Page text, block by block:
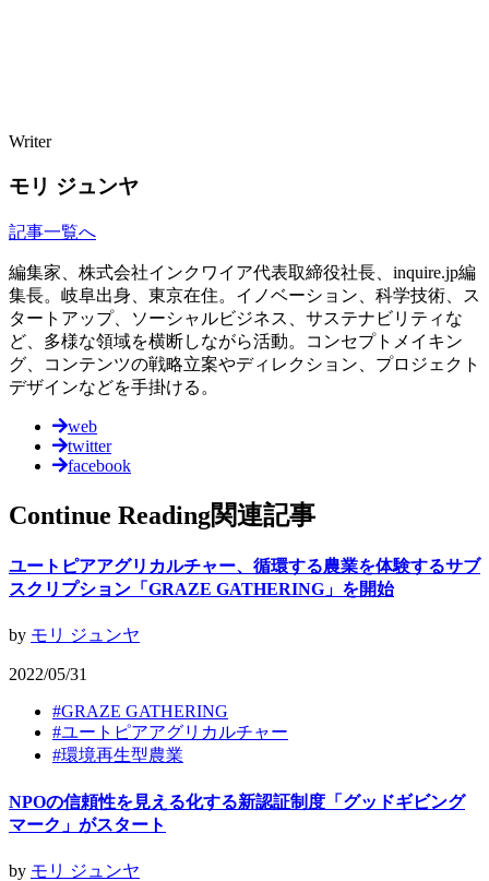
Writer
モリ ジュンヤ
記事一覧へ
編集家、株式会社インクワイア代表取締役社長、inquire.jp編
集長。岐阜出身、東京在住。イノベーション、科学技術、ス
タートアップ、ソーシャルビジネス、サステナビリティな
ど、多様な領域を横断しながら活動。コンセプトメイキン
グ、コンテンツの戦略立案やディレクション、プロジェクト
デザインなどを手掛ける。
web
twitter
facebook
Continue Reading関連記事
ユートピアアグリカルチャー、循環する農業を体験するサブ
スクリプション「GRAZE GATHERING」を開始
by モリ ジュンヤ
2022/05/31
#GRAZE GATHERING
#ユートピアアグリカルチャー
#環境再生型農業
NPOの信頼性を見える化する新認証制度「グッドギビング
マーク」がスタート
by モリ ジュンヤ